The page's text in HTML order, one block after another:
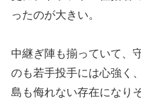
ったのが大きい。
中継ぎ陣も揃っていて、
のも若手投手には心強く
島も侮れない存在になりそ